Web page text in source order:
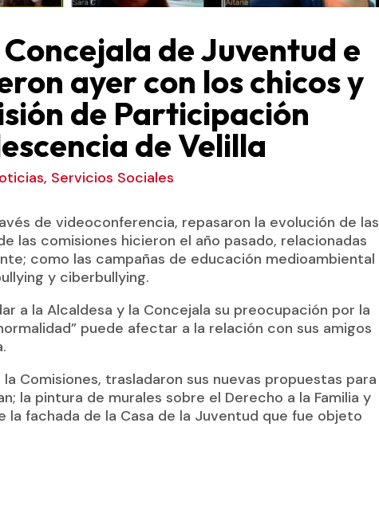
de Juventud e
ayer con los chicos y
de Participación
de Velilla
, Servicios Sociales
de videoconferencia, repasaron la evolución de las
las comisiones hicieron el año pasado, relacionadas
como las campañas de educación medioambiental
y ciberbullying.
a la Alcaldesa y la Concejala su preocupación por la
puede afectar a la relación con sus amigos
Comisiones, trasladaron sus nuevas propuestas para
la pintura de murales sobre el Derecho a la Familia y
la fachada de la Casa de la Juventud que fue objeto